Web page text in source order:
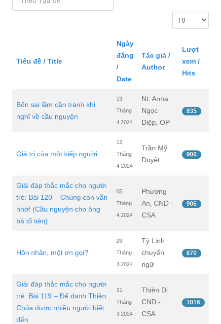
Tiêu đề / Title
Ngày
đăng
/
Date
Tác giả /
Author
Lượt
xem /
Hits
Bốn sai lầm cần tránh khi
nghĩ về cầu nguyện
19
Tháng
4 2024
Nt. Anna
Ngọc
Diệp, OP
835
Giá trị của một kiếp người
12
Tháng
4 2024
Trần Mỹ
Duyệt
900
Giải đáp thắc mắc cho người
trẻ: Bài 120 – Chúng con vẫn
nhớ! (Cầu nguyện cho ông
bà tổ tiên)
05
Tháng
4 2024
Phương
An, CND -
CSA
906
Hôn nhân, một ơn gọi?
29
Tháng
3 2024
Tý Linh
chuyển
ngữ
870
Giải đáp thắc mắc cho người
trẻ: Bài 119 – Để danh Thiên
Chúa được nhiều người biết
đến
21
Tháng
3 2024
Thiên Di
CND -
CSA
1016